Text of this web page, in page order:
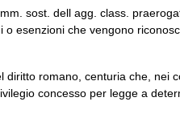
sost. dell agg. class.
esenzioni che vengono
diritto romano, centuria che, nei
concesso per legge a